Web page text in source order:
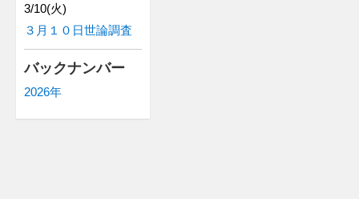
3/10(火)
３月１０日世論調査
バックナンバー
2026年